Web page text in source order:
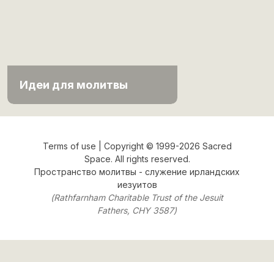
Идеи для молитвы
Terms of use | Copyright © 1999-2026 Sacred
Space. All rights reserved.
Пространство молитвы - служение ирландских
иезуитов
(Rathfarnham Charitable Trust of the Jesuit
Fathers, CHY 3587)